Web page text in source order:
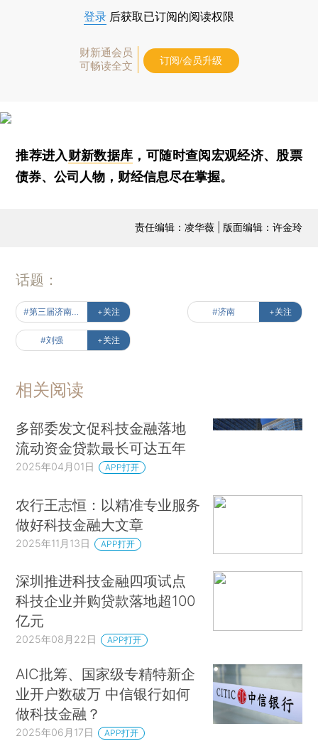
登录 后获取已订阅的阅读权限
财新通会员
可畅读全文
订阅/会员升级
推荐进入财新数据库 ，可随时查阅宏观经济、股票
债券、公司人物，财经信息尽在掌握。
责任编辑：凌华薇 | 版面编辑：许金玲
话题：
+关注 #济南 +关注
#刘强 +关注
相关阅读
多部委发文促科技金融落地
流动资金贷款最长可达五年
2025年04月01日 APP打开
农行王志恒：以精准专业服务
做好科技金融大文章
2025年11月13日 APP打开
深圳推进科技金融四项试点
科技企业并购贷款落地超100
亿元
2025年08月22日 APP打开
AIC批筹、国家级专精特新企
业开户数破万 中信银行如何
做科技金融？
2025年06月17日 APP打开